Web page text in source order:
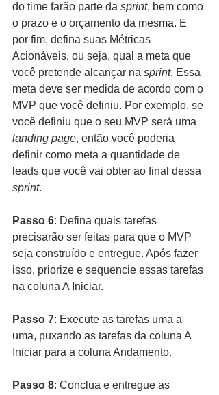
do time farão parte da sprint, bem como
o prazo e o orçamento da mesma. E
por fim, defina suas Métricas
Acionáveis, ou seja, qual a meta que
você pretende alcançar na sprint. Essa
meta deve ser medida de acordo com o
MVP que você definiu. Por exemplo, se
você definiu que o seu MVP será uma
landing page, então você poderia
definir como meta a quantidade de
leads que você vai obter ao final dessa
sprint.
Passo 6: Defina quais tarefas
precisarão ser feitas para que o MVP
seja construído e entregue. Após fazer
isso, priorize e sequencie essas tarefas
na coluna A Iniciar.
Passo 7: Execute as tarefas uma a
uma, puxando as tarefas da coluna A
Iniciar para a coluna Andamento.
Passo 8: Conclua e entregue as